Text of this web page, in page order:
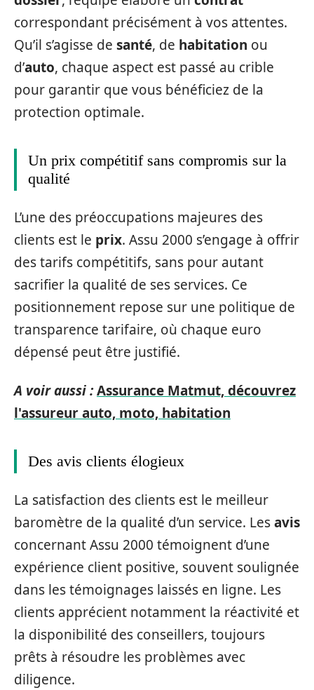
correspondant précisément à vos attentes.
Qu’il s’agisse de santé, de habitation ou
d’auto, chaque aspect est passé au crible
pour garantir que vous bénéficiez de la
protection optimale.
Un prix compétitif sans compromis sur la
qualité
L’une des préoccupations majeures des
clients est le prix. Assu 2000 s’engage à offrir
des tarifs compétitifs, sans pour autant
sacrifier la qualité de ses services. Ce
positionnement repose sur une politique de
transparence tarifaire, où chaque euro
dépensé peut être justifié.
A voir aussi :Assurance Matmut, découvrez
l'assureur auto, moto, habitation
Des avis clients élogieux
La satisfaction des clients est le meilleur
baromètre de la qualité d’un service. Lesavis
concernant Assu 2000 témoignent d’une
expérience client positive, souvent soulignée
dans les témoignages laissés en ligne. Les
clients apprécient notamment la réactivité et
la disponibilité des conseillers, toujours
prêts à résoudre les problèmes avec
diligence.